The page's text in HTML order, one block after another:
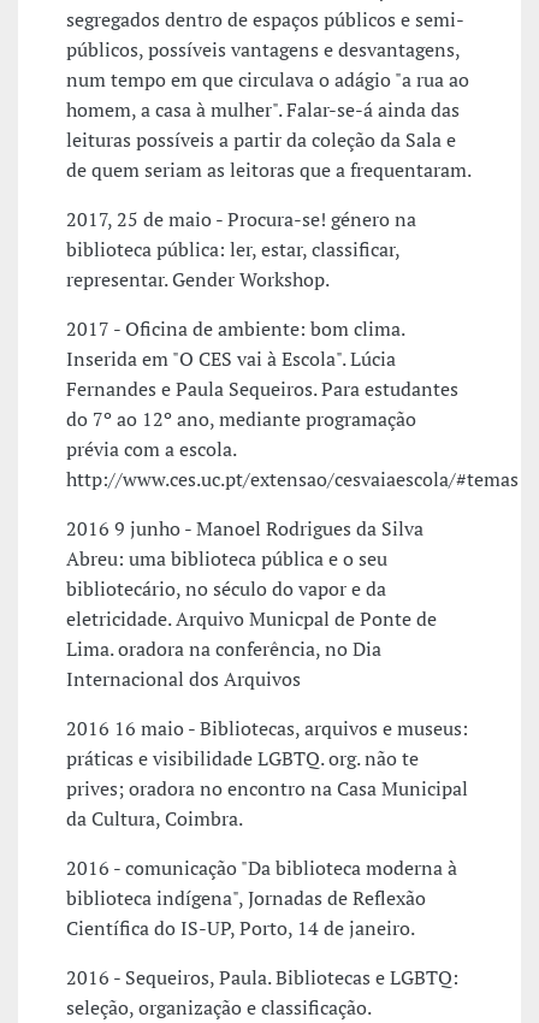
segregados dentro de espaços públicos e semi-
públicos, possíveis vantagens e desvantagens,
num tempo em que circulava o adágio "a rua ao
homem, a casa à mulher". Falar-se-á ainda das
leituras possíveis a partir da coleção da Sala e
de quem seriam as leitoras que a frequentaram.
2017, 25 de maio - Procura-se! género na
biblioteca pública: ler, estar, classificar,
representar. Gender Workshop.
2017 - Oficina de ambiente: bom clima.
Inserida em "O CES vai à Escola". Lúcia
Fernandes e Paula Sequeiros. Para estudantes
do 7º ao 12º ano, mediante programação
prévia com a escola.
http://www.ces.uc.pt/extensao/cesvaiaescola/#temas
2016 9 junho - Manoel Rodrigues da Silva
Abreu: uma biblioteca pública e o seu
bibliotecário, no século do vapor e da
eletricidade. Arquivo Municpal de Ponte de
Lima. oradora na conferência, no Dia
Internacional dos Arquivos
2016 16 maio - Bibliotecas, arquivos e museus:
práticas e visibilidade LGBTQ. org. não te
prives; oradora no encontro na Casa Municipal
da Cultura, Coimbra.
2016 - comunicação "Da biblioteca moderna à
biblioteca indígena", Jornadas de Reflexão
Científica do IS-UP, Porto, 14 de janeiro.
2016 - Sequeiros, Paula. Bibliotecas e LGBTQ:
seleção, organização e classificação.